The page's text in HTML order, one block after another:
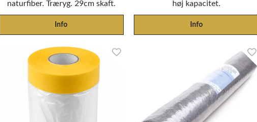
naturfiber. Træryg. 29cm skaft.
Info
høj kapacitet.
Info